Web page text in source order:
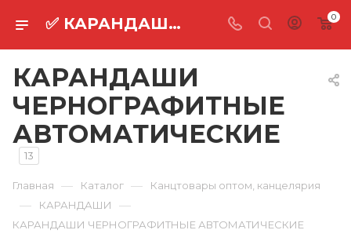
✅ КАРАНДАШИ ЧЕРНОГРАФИТНЫЕ АВТОМАТИЧЕСКИЕ оптом ⚡ 0
КАРАНДАШИ
ЧЕРНОГРАФИТНЫЕ
АВТОМАТИЧЕСКИЕ
13
Главная — Каталог — Канцтовары оптом, канцелярия
— КАРАНДАШИ —
КАРАНДАШИ ЧЕРНОГРАФИТНЫЕ АВТОМАТИЧЕСКИЕ